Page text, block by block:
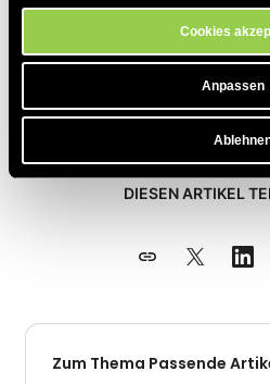
Cookies
Anpassen
Sie bessere Prompts verfassen
können.
DIESEN ARTIKEL
Zum Thema Passende